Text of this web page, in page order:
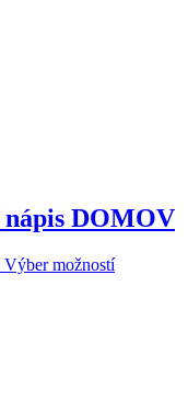
nápis DOMOV
Výber možností